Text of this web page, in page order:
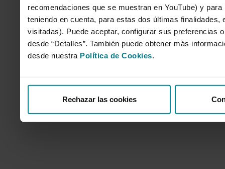
recomendaciones que se muestran en YouTube) y
teniendo en cuenta, para estas dos últimas
visitadas). Puede aceptar, configurar sus preferencias
desde “Detalles”. También puede obtener más
desde nuestra Política de Cookies.
Rechazar las cookies